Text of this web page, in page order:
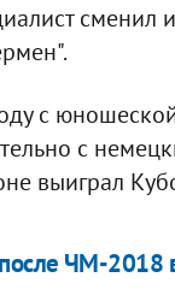
сменил
с
с
выиграл
после ЧМ-